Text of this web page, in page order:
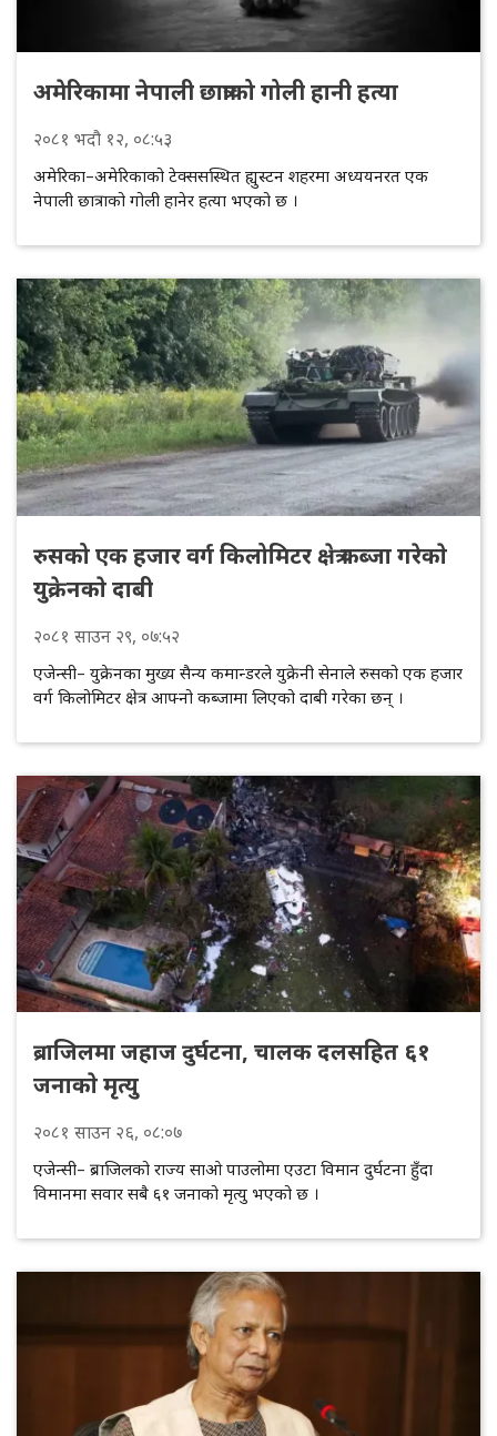
अमेरिकामा नेपाली छात्राको गोली हानी हत्या
२०८१ भदौ १२, ०८:५३
अमेरिका–अमेरिकाको टेक्ससस्थित ह्युस्टन शहरमा अध्ययनरत एक
नेपाली छात्राको गोली हानेर हत्या भएको छ ।
रुसको एक हजार वर्ग किलोमिटर क्षेत्र कब्जा गरेकाे
युक्रेनकाे दाबी
२०८१ साउन २९, ०७:५२
एजेन्सी– युक्रेनका मुख्य सैन्य कमान्डरले युक्रेनी सेनाले रुसको एक हजार
वर्ग किलोमिटर क्षेत्र आफ्नो कब्जामा लिएको दाबी गरेका छन् ।
ब्राजिलमा जहाज दुर्घटना, चालक दलसहित ६१
जनाकाे मृत्यु
२०८१ साउन २६, ०८:०७
एजेन्सी– ब्राजिलको राज्य साओ पाउलोमा एउटा विमान दुर्घटना हुँदा
विमानमा सवार सबै ६१ जनाको मृत्यु भएको छ ।